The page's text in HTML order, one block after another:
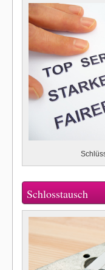
Schlosstausch